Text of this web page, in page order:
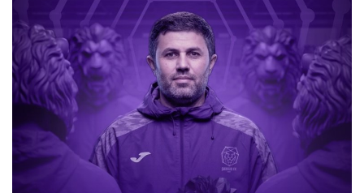
Hadisə
Olimpiada
Layihə
Formula 1